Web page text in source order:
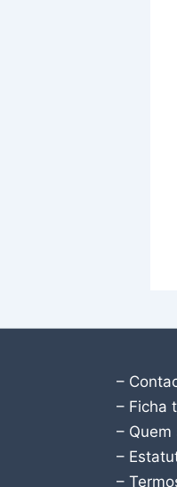
–
– Ficha
– Quem
–
–